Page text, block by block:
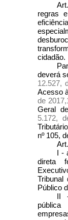
regras
cidadão.
deverá
12.527,
Acesso
de 2017,
Geral
5.172,
nº 105,
I -
direta
Público
II